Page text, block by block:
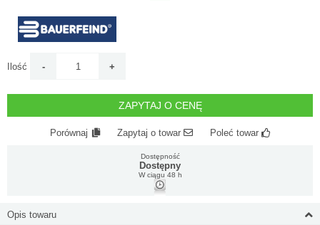
Ilość
ZAPYTAJ O CENĘ
Porównaj Zapytaj o towar Poleć towar
Dostępność
Dostępny
W ciągu 48 h
Opis towaru